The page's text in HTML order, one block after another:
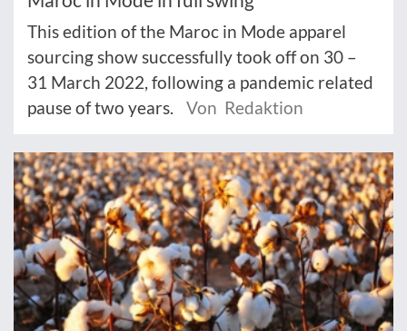
This edition of the Maroc in Mode apparel
sourcing show successfully took off on 30 –
31 March 2022, following a pandemic related
pause of two years.
Von Redaktion